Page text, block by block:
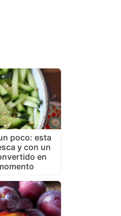
poco: esta
y con un
en